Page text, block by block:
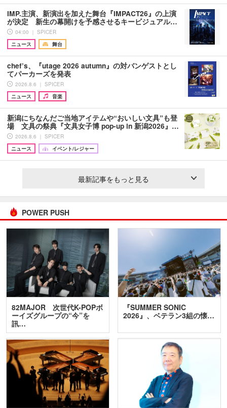
IMP.主演、新演出を加えた舞台『IMPACT26』の上演
が決定 新生の幕開けを予感させるキービジュアル…
04:00 ｜ SPICER
ニュース
舞台
chef’s、『utage 2026 autumn』の対バンゲストとし
てパーカーズを発表
2026.8.6 ｜ SPICER
ニュース
音楽
新潟にちなんだご当地アイテムや“おいしい文具”も登
場 文具の祭典『文具女子博 pop-up in 新潟2026』…
2026.8.6 ｜ SPICER
ニュース
イベント/レジャー
最新記事をもっと見る
POWER PUSH
82MAJOR 次世代K-POPボ
ーイズグループの“今”を
訊…
『SUMMER SONIC
2026』、ベテラン3組の懐…